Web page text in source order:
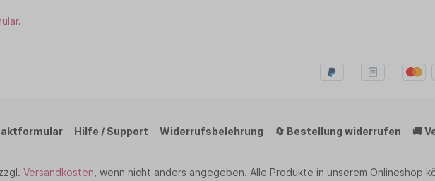
.
Hilfe / Support Widerrufsbelehrung 🔄 Bestellung widerrufen 🚚
Versandkosten , wenn nicht anders angegeben. Alle Produkte in unserem Onlineshop